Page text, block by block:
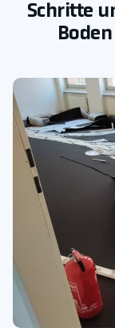
Schritte